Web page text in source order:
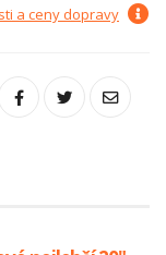
a ceny dopravy